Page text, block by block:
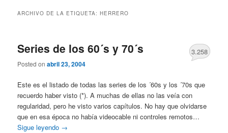
ARCHIVO DE LA ETIQUETA:HERRERO
Series de los 60´s y 70´s
Posted onabril 23, 2004
3.258
Este es el listado de todas las series de los ´60s y los ´70s que
recuerdo haber visto (*). A muchas de ellas no las veía con
regularidad, pero he visto varios capítulos. No hay que olvidarse
que en esa época no había videocable ni controles remotos…
Sigue leyendo →